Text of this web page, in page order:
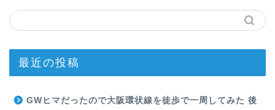
最近の投稿
GWヒマだったので大阪環状線を徒歩で一周してみた 後